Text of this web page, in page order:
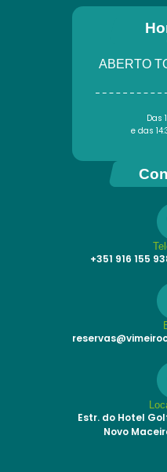
ABERTO
Das
e das
+351 916 155
Estr. do Hotel
Novo